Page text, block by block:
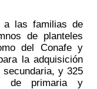
a las familias de
de planteles
del Conafe y
la adquisición
y 325
de primaria y